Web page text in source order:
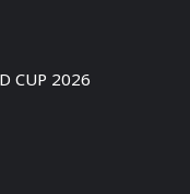
CUP 2026